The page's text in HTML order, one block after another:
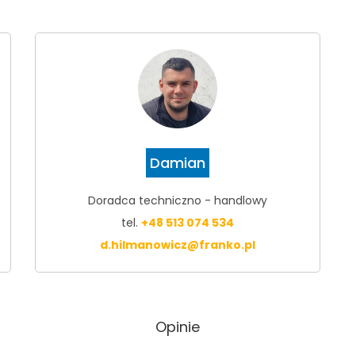
Damian
Doradca techniczno - handlowy
tel. +48 513 074 534
d.hilmanowicz@franko.pl
Opinie